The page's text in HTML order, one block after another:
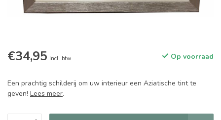
€34,95 Incl. btw Op voorraad
Een prachtig schilderij om uw interieur een Aziatische tint te
geven! Lees meer.